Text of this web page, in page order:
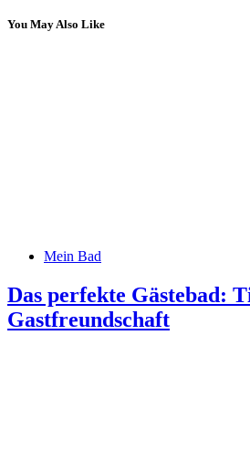
You May Also Like
Mein Bad
Das perfekte Gästebad:
Gastfreundschaft